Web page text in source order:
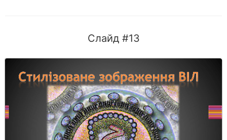
Слайд #13